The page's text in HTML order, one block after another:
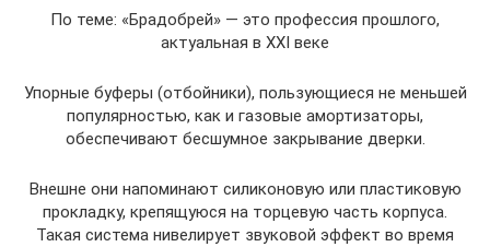
По теме: «Брадобрей» — это профессия прошлого,
актуальная в XXI веке
Упорные буферы (отбойники), пользующиеся не меньшей
популярностью, как и газовые амортизаторы,
обеспечивают бесшумное закрывание дверки.
Внешне они напоминают силиконовую или пластиковую
прокладку, крепящуюся на торцевую часть корпуса.
Такая система нивелирует звуковой эффект во время